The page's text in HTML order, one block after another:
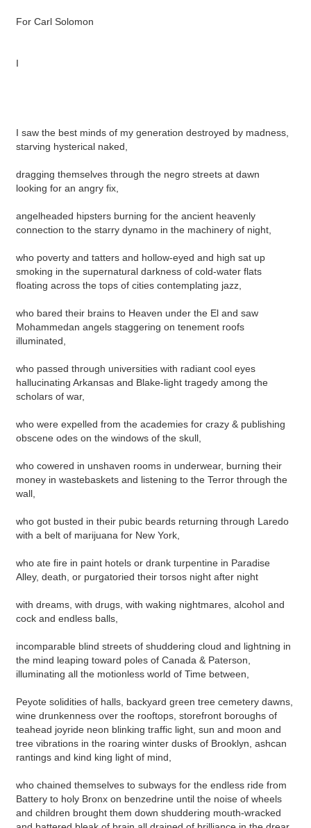
For Carl Solomon
I
I saw the best minds of my generation destroyed by madness,
starving hysterical naked,
dragging themselves through the negro streets at dawn
looking for an angry fix,
angelheaded hipsters burning for the ancient heavenly
connection to the starry dynamo in the machinery of night,
who poverty and tatters and hollow-eyed and high sat up
smoking in the supernatural darkness of cold-water flats
floating across the tops of cities contemplating jazz,
who bared their brains to Heaven under the El and saw
Mohammedan angels staggering on tenement roofs
illuminated,
who passed through universities with radiant cool eyes
hallucinating Arkansas and Blake-light tragedy among the
scholars of war,
who were expelled from the academies for crazy & publishing
obscene odes on the windows of the skull,
who cowered in unshaven rooms in underwear, burning their
money in wastebaskets and listening to the Terror through the
wall,
who got busted in their pubic beards returning through Laredo
with a belt of marijuana for New York,
who ate fire in paint hotels or drank turpentine in Paradise
Alley, death, or purgatoried their torsos night after night
with dreams, with drugs, with waking nightmares, alcohol and
cock and endless balls,
incomparable blind streets of shuddering cloud and lightning in
the mind leaping toward poles of Canada & Paterson,
illuminating all the motionless world of Time between,
Peyote solidities of halls, backyard green tree cemetery dawns,
wine drunkenness over the rooftops, storefront boroughs of
teahead joyride neon blinking traffic light, sun and moon and
tree vibrations in the roaring winter dusks of Brooklyn, ashcan
rantings and kind king light of mind,
who chained themselves to subways for the endless ride from
Battery to holy Bronx on benzedrine until the noise of wheels
and children brought them down shuddering mouth-wracked